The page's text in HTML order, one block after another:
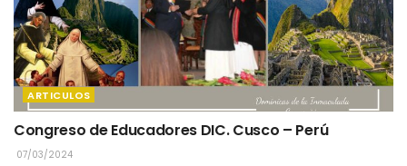
ARTICULOS
Congreso de Educadores DIC. Cusco – Perú
07/03/2024